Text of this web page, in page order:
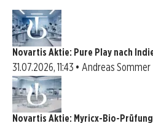
Novartis Aktie: Pure Play nach
31.07.2026, 11:43 • Andreas Sommer
Novartis Aktie: Myricx-Bio-